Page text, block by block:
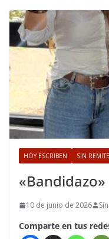
HOY ESCRIBEN SIN
«Bandidazo»
10 de junio de 2026
Comparte en tus